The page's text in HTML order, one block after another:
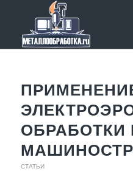
ОБРАБОТКИ
СТАТЬИ